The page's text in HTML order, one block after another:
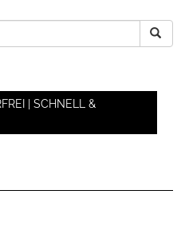
| SCHNELL &